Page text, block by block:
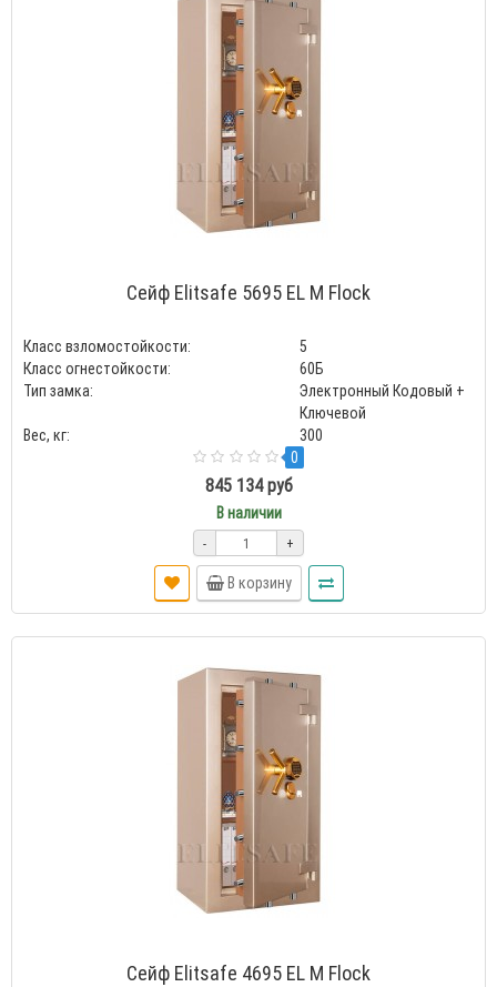
Сейф Elitsafe 5695 EL M Flock
Класс взломостойкости:
5
Класс огнестойкости:
60Б
Тип замка:
Электронный Кодовый +
Ключевой
Вес, кг:
300
0
845 134 руб
В наличии
- +
В корзину
Сейф Elitsafe 4695 EL M Flock